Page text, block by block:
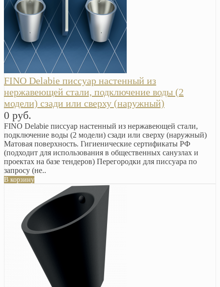
FINO Delabie писсуар настенный из
нержавеющей стали, подключение воды (2
модели) сзади или сверху (наружный)
0 руб.
FINO Delabie писсуар настенный из нержавеющей стали,
подключение воды (2 модели) сзади или сверху (наружный)
Матовая поверхность. Гигиенические сертификаты РФ
(подходит для использования в общественных санузлах и
проектах на базе тендеров) Перегородки для писсуара по
запросу (не..
В корзину